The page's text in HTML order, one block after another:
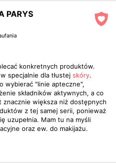
PARYS
konkretnych produktów.
specjalnie dla tłustej skóry.
wybierać "linie apteczne",
składników aktywnych, a co
większa niż dostępnych
z tej samej serii, ponieważ
uzupełnia. Mam tu na myśli
oraz ew. do makijażu.